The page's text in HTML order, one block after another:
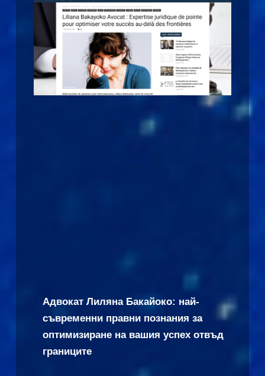
Адвокат Лиляна Бакайоко: най-
съвременни правни познания за
оптимизиране на вашия успех отвъд
границите